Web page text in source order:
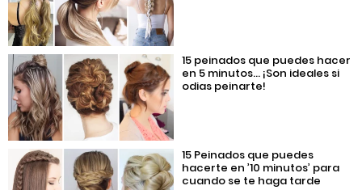
15 peinados que puedes hacer
en 5 minutos… ¡Son ideales si
odias peinarte!
15 Peinados que puedes
hacerte en ’10 minutos’ para
cuando se te haga tarde